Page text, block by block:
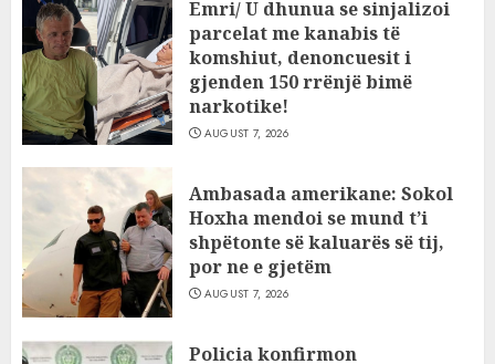
Emri/ U dhunua se sinjalizoi
parcelat me kanabis të
komshiut, denoncuesit i
gjenden 150 rrënjë bimë
narkotike!
AUGUST 7, 2026
Ambasada amerikane: Sokol
Hoxha mendoi se mund t’i
shpëtonte së kaluarës së tij,
por ne e gjetëm
AUGUST 7, 2026
Policia konfirmon